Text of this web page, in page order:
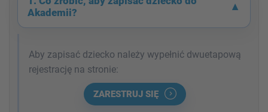
Akademii?
▼
Aby zapisać dziecko należy wypełnić dwuetapową
rejestrację na stronie:
ZARESTRUJ SIĘ